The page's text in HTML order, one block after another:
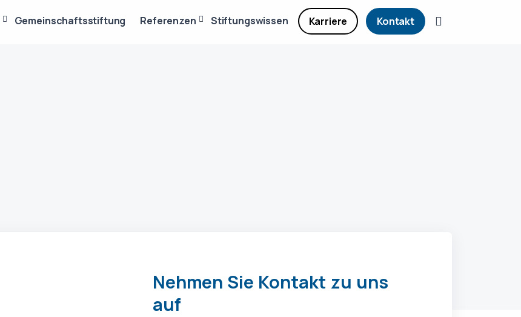
Gemeinschaftsstiftung Referenzen Stiftungswissen Karriere Kontakt
Nehmen Sie Kontakt zu uns
auf